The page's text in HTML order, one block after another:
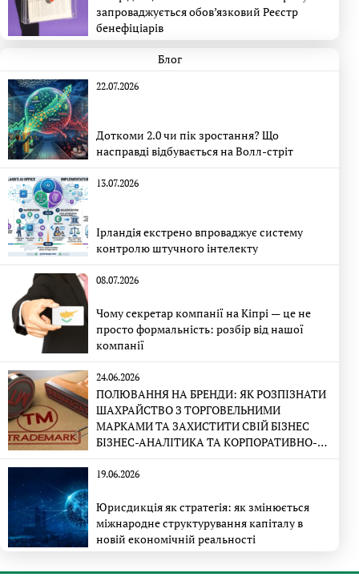
запроваджується обов’язковий Реєстр
бенефіціарів
Блог
22.07.2026
Доткоми 2.0 чи пік зростання? Що
насправді відбувається на Волл-стріт
13.07.2026
Ірландія екстрено впроваджує систему
контролю штучного інтелекту
08.07.2026
Чому секретар компанії на Кіпрі — це не
просто формальність: розбір від нашої
компанії
24.06.2026
ПОЛЮВАННЯ НА БРЕНДИ: ЯК РОЗПІЗНАТИ
ШАХРАЙСТВО З ТОРГОВЕЛЬНИМИ
МАРКАМИ ТА ЗАХИСТИТИ СВІЙ БІЗНЕС
БІЗНЕС-АНАЛІТИКА ТА КОРПОРАТИВНО-
ПРАВОВА ЕКСПЕРТИЗА
19.06.2026
Юрисдикція як стратегія: як змінюється
міжнародне структурування капіталу в
новій економічній реальності